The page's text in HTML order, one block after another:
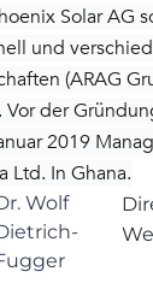
Solar AG
und
(ARAG
der
2019
Ltd. In Ghana.
Wolf